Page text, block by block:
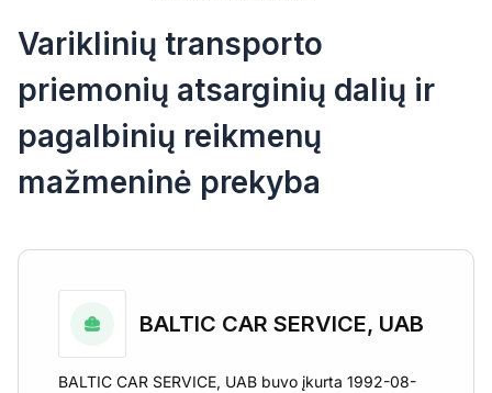
Variklinių transporto
priemonių atsarginių dalių ir
pagalbinių reikmenų
mažmeninė prekyba
BALTIC CAR SERVICE, UAB
BALTIC CAR SERVICE, UAB buvo įkurta 1992-08-